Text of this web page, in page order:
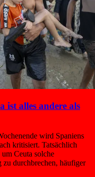
ist alles andere als
wird Spaniens
kritisiert. Tatsächlich
Ceuta solche
zu durchbrechen, häufiger